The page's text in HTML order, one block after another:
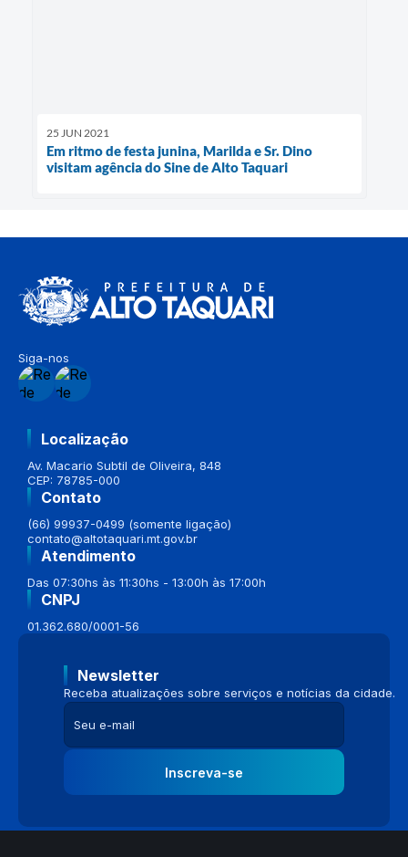
25 JUN 2021
Em ritmo de festa junina, Marilda e Sr. Dino
visitam agência do Sine de Alto Taquari
Siga-nos
Localização
Av. Macario Subtil de Oliveira, 848
CEP: 78785-000
Contato
(66) 99937-0499 (somente ligação)
contato@altotaquari.mt.gov.br
Atendimento
Das 07:30hs às 11:30hs - 13:00h às 17:00h
CNPJ
01.362.680/0001-56
Newsletter
Receba atualizações sobre serviços e notícias da cidade.
Inscreva-se